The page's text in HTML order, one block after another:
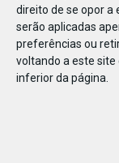
direito de se opor a
serão aplicadas
preferências ou
voltando a este site
inferior da página.